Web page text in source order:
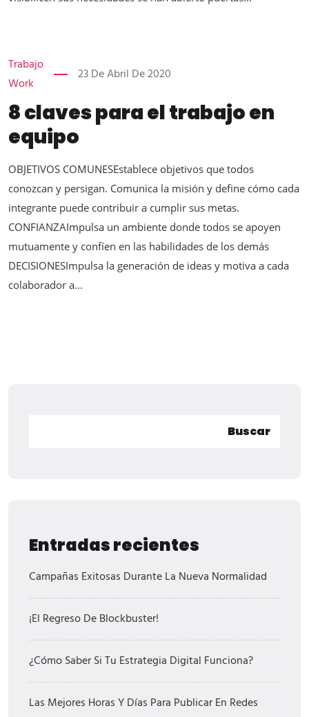
Trabajo
Work
23 De Abril De 2020
8 claves para el trabajo en
equipo
OBJETIVOS COMUNESEstablece objetivos que todos
conozcan y persigan. Comunica la misión y define cómo cada
integrante puede contribuir a cumplir sus metas.
CONFIANZAImpulsa un ambiente donde todos se apoyen
mutuamente y confíen en las habilidades de los demás
DECISIONESImpulsa la generación de ideas y motiva a cada
colaborador a...
Buscar
Entradas recientes
Campañas Exitosas Durante La Nueva Normalidad
¡El Regreso De Blockbuster!
¿Cómo Saber Si Tu Estrategia Digital Funciona?
Las Mejores Horas Y Días Para Publicar En Redes